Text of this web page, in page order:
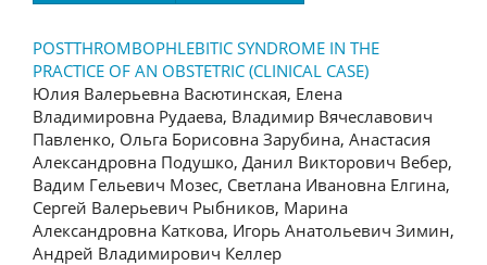
POSTTHROMBOPHLEBITIC SYNDROME IN THE
PRACTICE OF AN OBSTETRIC (CLINICAL CASE)
Юлия Валерьевна Васютинская, Елена
Владимировна Рудаева, Владимир Вячеславович
Павленко, Ольга Борисовна Зарубина, Анастасия
Александровна Подушко, Данил Викторович Вебер,
Вадим Гельевич Мозес, Светлана Ивановна Елгина,
Сергей Валерьевич Рыбников, Марина
Александровна Каткова, Игорь Анатольевич Зимин,
Андрей Владимирович Келлер